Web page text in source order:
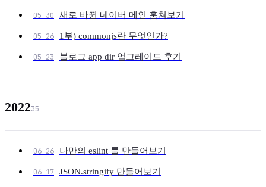
05-30 새로 바뀐 네이버 메인 훔쳐보기
05-26 1부) commonjs란 무엇인가?
05-23 블로그 app dir 업그레이드 후기
202235
06-26 나만의 eslint 룰 만들어보기
06-17 JSON.stringify 만들어보기